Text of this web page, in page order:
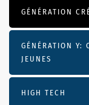
GÉNÉRATION
GÉNÉRATION Y:
JEUNES
HIGH TECH